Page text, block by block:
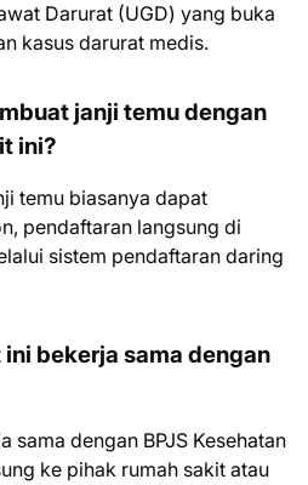
Darurat (UGD) yang buka
kasus darurat medis.
janji temu dengan
ini?
temu biasanya dapat
pendaftaran langsung di
sistem pendaftaran daring
bekerja sama dengan
sama dengan BPJS Kesehatan
ke pihak rumah sakit atau